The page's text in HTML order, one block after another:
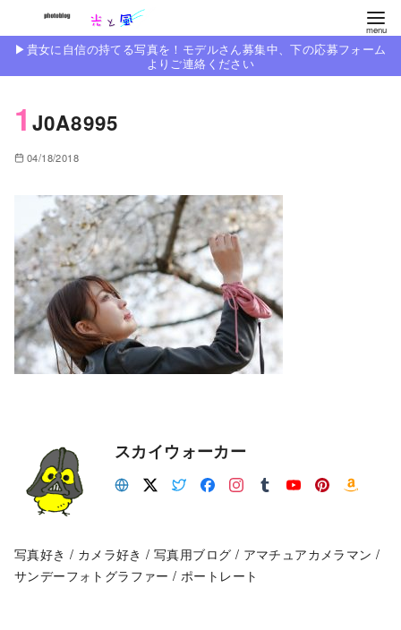
ン
▶︎貴女に自信の持てる写真を！モデルさん募集中、下の応募フォーム
よりご連絡ください
1J0A8995
04/18/2018
スカイウォーカー
写真好き / カメラ好き / 写真用ブログ / アマチュアカメラマン /
サンデーフォトグラファー / ポートレート